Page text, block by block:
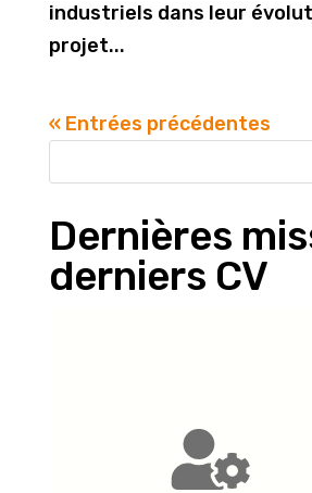
industriels dans leur
projet...
« Entrées précédentes
Dernières
derniers CV